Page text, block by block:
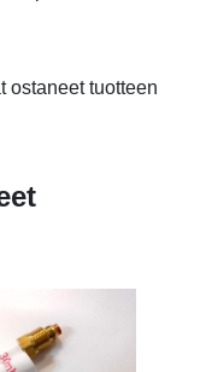
ostaneet tuotteen